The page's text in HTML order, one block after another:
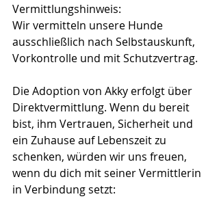
Vermittlungshinweis:
Wir vermitteln unsere Hunde
ausschließlich nach Selbstauskunft,
Vorkontrolle und mit Schutzvertrag.
Die Adoption von Akky erfolgt über
Direktvermittlung. Wenn du bereit
bist, ihm Vertrauen, Sicherheit und
ein Zuhause auf Lebenszeit zu
schenken, würden wir uns freuen,
wenn du dich mit seiner Vermittlerin
in Verbindung setzt: